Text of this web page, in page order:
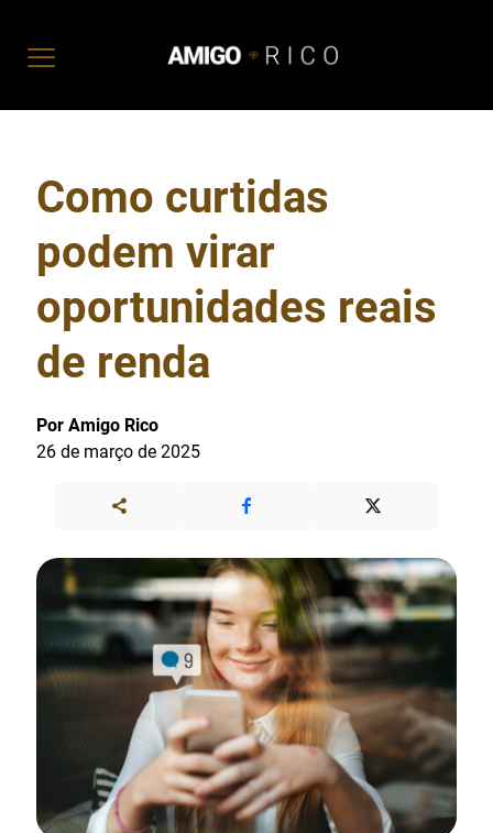
Como curtidas
podem virar
oportunidades reais
de renda
Por Amigo Rico
26 de março de 2025